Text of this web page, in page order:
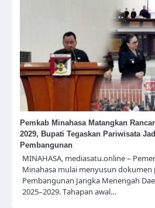
Pemkab Minahasa Matangkan
2029, Bupati Tegaskan Pariwisata
Pembangunan
MINAHASA, mediasatu.online –
Minahasa mulai menyusun dokumen
Pembangunan Jangka Menengah
2025–2029. Tahapan awal…